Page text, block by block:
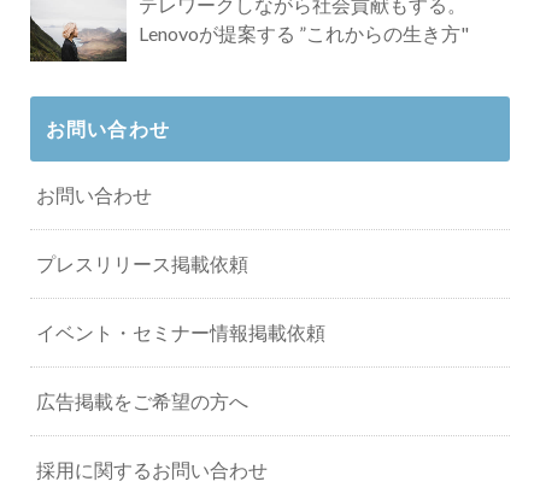
テレワークしながら社会貢献もする。
Lenovoが提案する ”これからの生き方"
お問い合わせ
お問い合わせ
プレスリリース掲載依頼
イベント・セミナー情報掲載依頼
広告掲載をご希望の方へ
採用に関するお問い合わせ